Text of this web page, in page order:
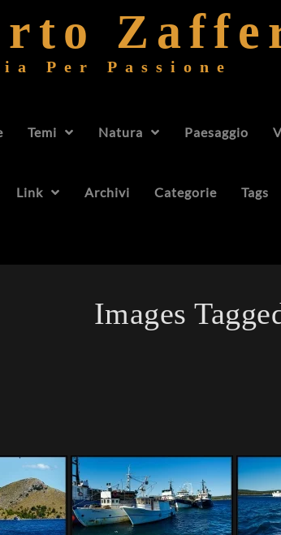
Per Passione
Temi Natura Paesaggio
Link Archivi Categorie Tags
Images